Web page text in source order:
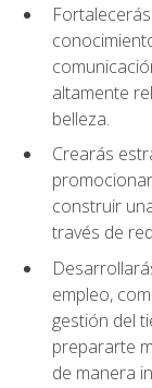
altamente
belleza.
Crearás
construir
través de
empleo,
gestión del
prepararte
de manera